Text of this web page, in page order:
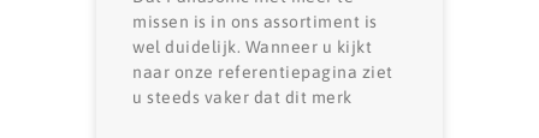
missen is in ons assortiment is
wel duidelijk. Wanneer u kijkt
naar onze referentiepagina ziet
u steeds vaker dat dit merk